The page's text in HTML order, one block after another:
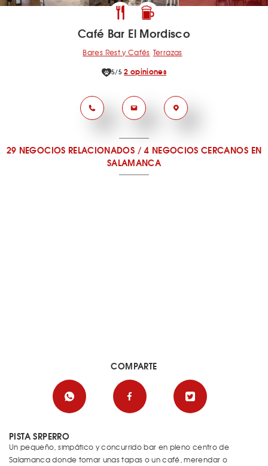
Café Bar El Mordisco
Bares Rest y Cafés Terrazas
5/5 2 opiniones
29 NEGOCIOS RELACIONADOS /4 NEGOCIOS CERCANOS EN
SALAMANCA
PISTA SRPERRO
Un pequeño, simpático y concurrido bar en pleno centro de
Salamanca donde tomar unas tapas o un café, merendar o
COMPARTE